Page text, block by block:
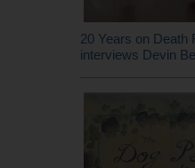
20 Years on Death
interviews Devin